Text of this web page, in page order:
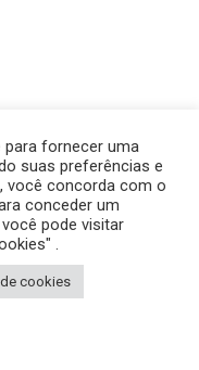
RESERVADOS.
fornecer uma
suas preferências e
você concorda com o
conceder um
pode visitar
.
cookies